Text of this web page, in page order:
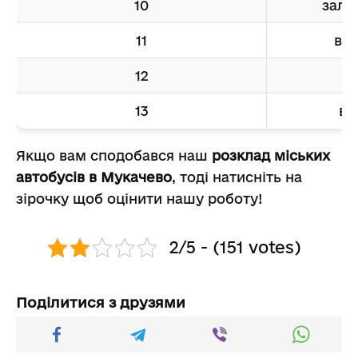
10
11
12
13
Якщо вам сподобався наш розклад міських
автобусів в Мукачево, тоді натисніть на
зірочку щоб оцінити нашу роботу!
2/5 - (151 votes)
Поділитися з друзями